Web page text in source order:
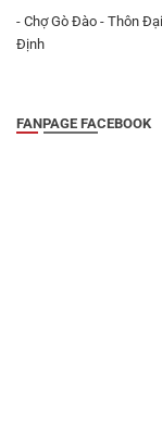
- Chợ Gò Đào - Thôn
Định
FANPAGE FACEBOOK